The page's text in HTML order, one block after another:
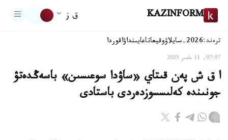
KAZINFORM ق ز
ترەند:2026-سايلاۋ وقيعاتاعايىنداۋاقوردا
07:07, 11 مامىر 2025
ا ق ش پەن قىتاي «ساۋدا سوعىسىن» باسەڭدەتۋ
جونىندە كەلىسسوزدەردى باستادى